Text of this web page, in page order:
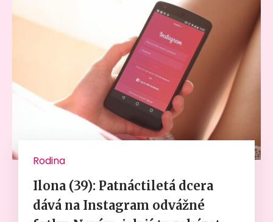
Rodina
Ilona (39): Patnáctiletá dcera
dává na Instagram odvážné